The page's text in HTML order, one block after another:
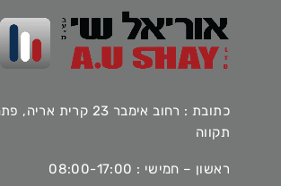
כתובת : רחוב אימבר 23 קרית אריה,
תקווה
ראשון – חמישי : 08:00-17:00